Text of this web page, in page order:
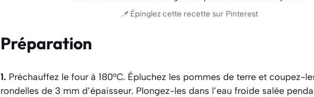
📌 Épinglez cette recette sur Pinterest
Préparation
1. Préchauffez le four à 180°C. Épluchez les pommes de terre et coupez-
rondelles de 3 mm d’épaisseur. Plongez-les dans l’eau froide salée